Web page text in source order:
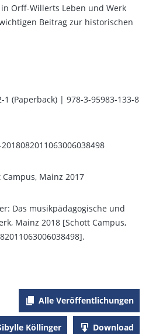
Orff-Willerts Leben und Werk
Beitrag zur historischen
1 (Paperback) | 978-3-95983-133-8
Campus, Mainz 2017
: Das musikpädagogische und
, Mainz 2018 [Schott Campus,
Alle Veröffentlichungen
Köllinger Download